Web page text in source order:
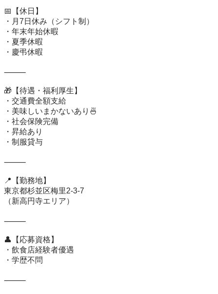
📅【休日】
・月7日休み（シフト制）
・年末年始休暇
・夏季休暇
・慶弔休暇
⸻
🎁【待遇・福利厚生】
・交通費全額支給
・美味しいまかないあり🍜
・社会保険完備
・昇給あり
・制服貸与
⸻
📍【勤務地】
東京都杉並区梅里2-3-7
（新高円寺エリア）
⸻
👤【応募資格】
・飲食店経験者優遇
・学歴不問
⸻